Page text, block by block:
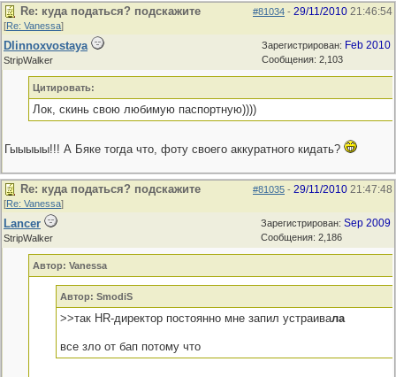
#81034 - 29/11/2010 21:46:54
Re: куда податься? подскажите
[Re: Vanessa]
Зарегистрирован: Feb 2010
Сообщения: 2,103
Dlinnoxvostaya
StripWalker
Цитировать:
Лок, скинь свою любимую паспортную))))
Гыыыыы!!! А Бяке тогда что, фоту своего аккуратного кидать?
#81035 - 29/11/2010 21:47:48
Re: куда податься? подскажите
[Re: Vanessa]
Зарегистрирован: Sep 2009
Сообщения: 2,186
Lancer
StripWalker
Автор: Vanessa
Автор: SmodiS
>>так HR-директор постоянно мне запил устраивала
все зло от бап потому что